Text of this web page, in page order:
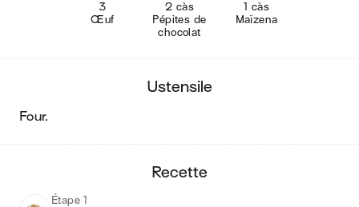
3
Œuf
2 càs
Pépites de
chocolat
1 càs
Maïzena
ustensile
four.
recette
Étape 1